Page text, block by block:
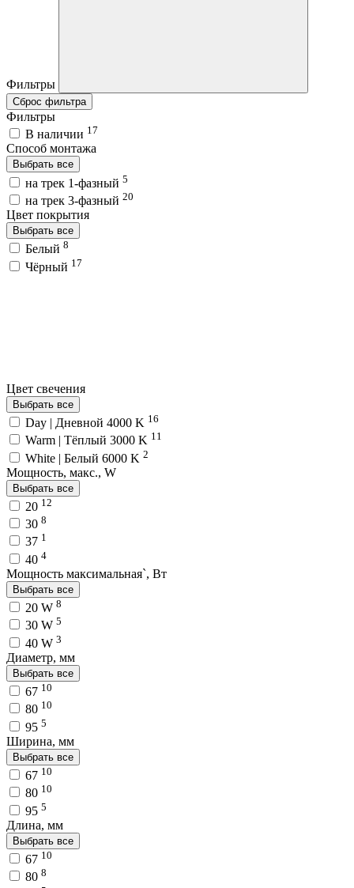
Фильтры
Сброс фильтра
Фильтры
В наличии 17
Способ монтажа
Выбрать все
на трек 1-фазный 5
на трек 3-фазный 20
Цвет покрытия
Выбрать все
Белый 8
Чёрный 17
Цвет свечения
Выбрать все
Day | Дневной 4000 K 16
Warm | Тёплый 3000 K 11
White | Белый 6000 K 2
Мощность, макс., W
Выбрать все
20 12
30 8
37 1
40 4
Мощность максимальная`, Вт
Выбрать все
20 W 8
30 W 5
40 W 3
Диаметр, мм
Выбрать все
67 10
80 10
95 5
Ширина, мм
Выбрать все
67 10
80 10
95 5
Длина, мм
Выбрать все
67 10
80 8